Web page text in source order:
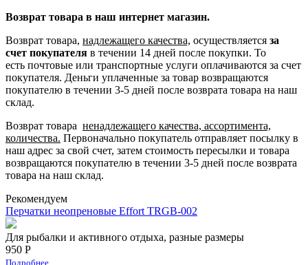
Возврат товара в наш интернет магазин.
Возврат товара, надлежащего качества, осуществляется за
счет покупателя в течении 14 дней после покупки. То
есть почтовые или транспортные услуги оплачиваются за счет
покупателя. Деньги уплаченные за товар возвращаются
покупателю в течении 3-5 дней после возврата товара на наш
склад.
Возврат товара ненадлежащего качества, ассортимента,
количества. Первоначально покупатель отправляет посылку в
наш адрес за свой счет, затем стоимость пересылки и товара
возвращаются покупателю в течении 3-5 дней после возврата
товара на наш склад.
Рекомендуем
Перчатки неопреновые Effort TRGB-002
Для рыбалки и активного отдыха, разные размеры
950 Р
Подробнее